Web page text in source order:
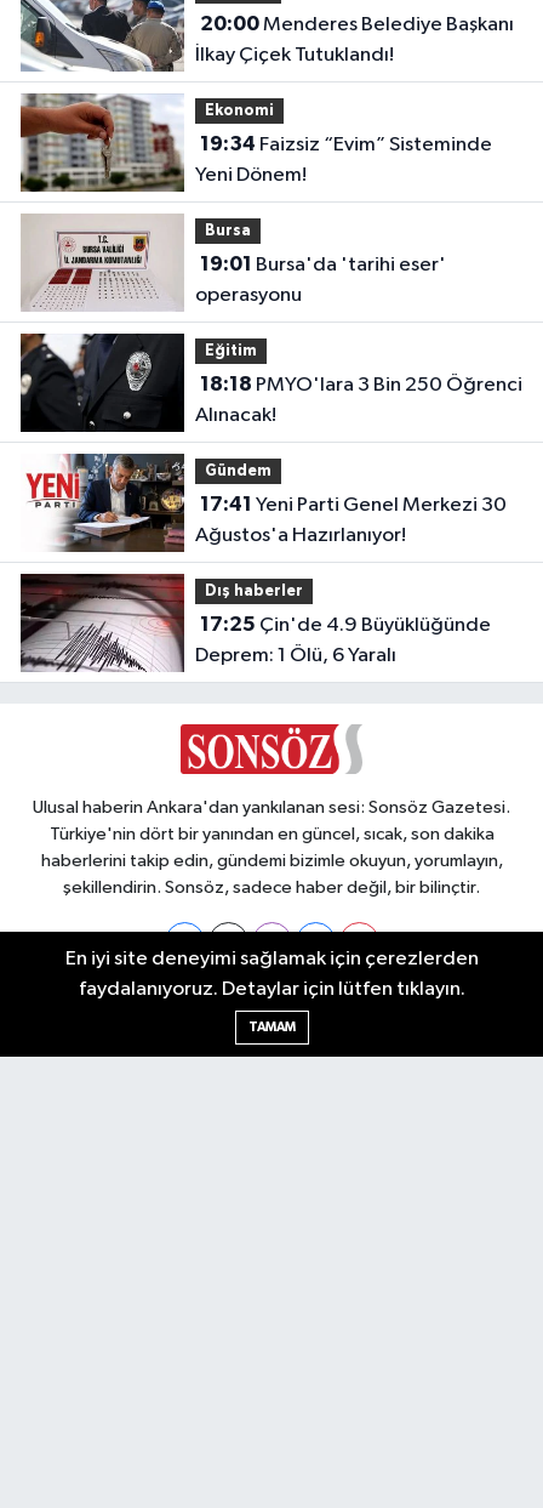
20:00Menderes Belediye Başkanı
İlkay Çiçek Tutuklandı!
Ekonomi
19:34
Yeni Dönem!
Bursa
19:01
operasyonu
Eğitim
18:18
Alınacak!
Gündem
17:41
Ağustos'a Hazırlanıyor!
Dış haberler
17:25
Deprem: 1 Ölü, 6 Yaralı
Ulusal haberin Ankara'dan yankılanan sesi: Sonsöz Gazetesi.
Türkiye'nin dört bir yanından en güncel, sıcak, son dakika
haberlerini takip edin, gündemi bizimle okuyun, yorumlayın,
şekillendirin. Sonsöz, sadece haber değil, bir bilinçtir.
Ankara Nöbetçi Eczaneler
En iyi site deneyimi sağlamak için çerezlerden
faydalanıyoruz. Detaylar için lütfen tıklayın.
TAMAM